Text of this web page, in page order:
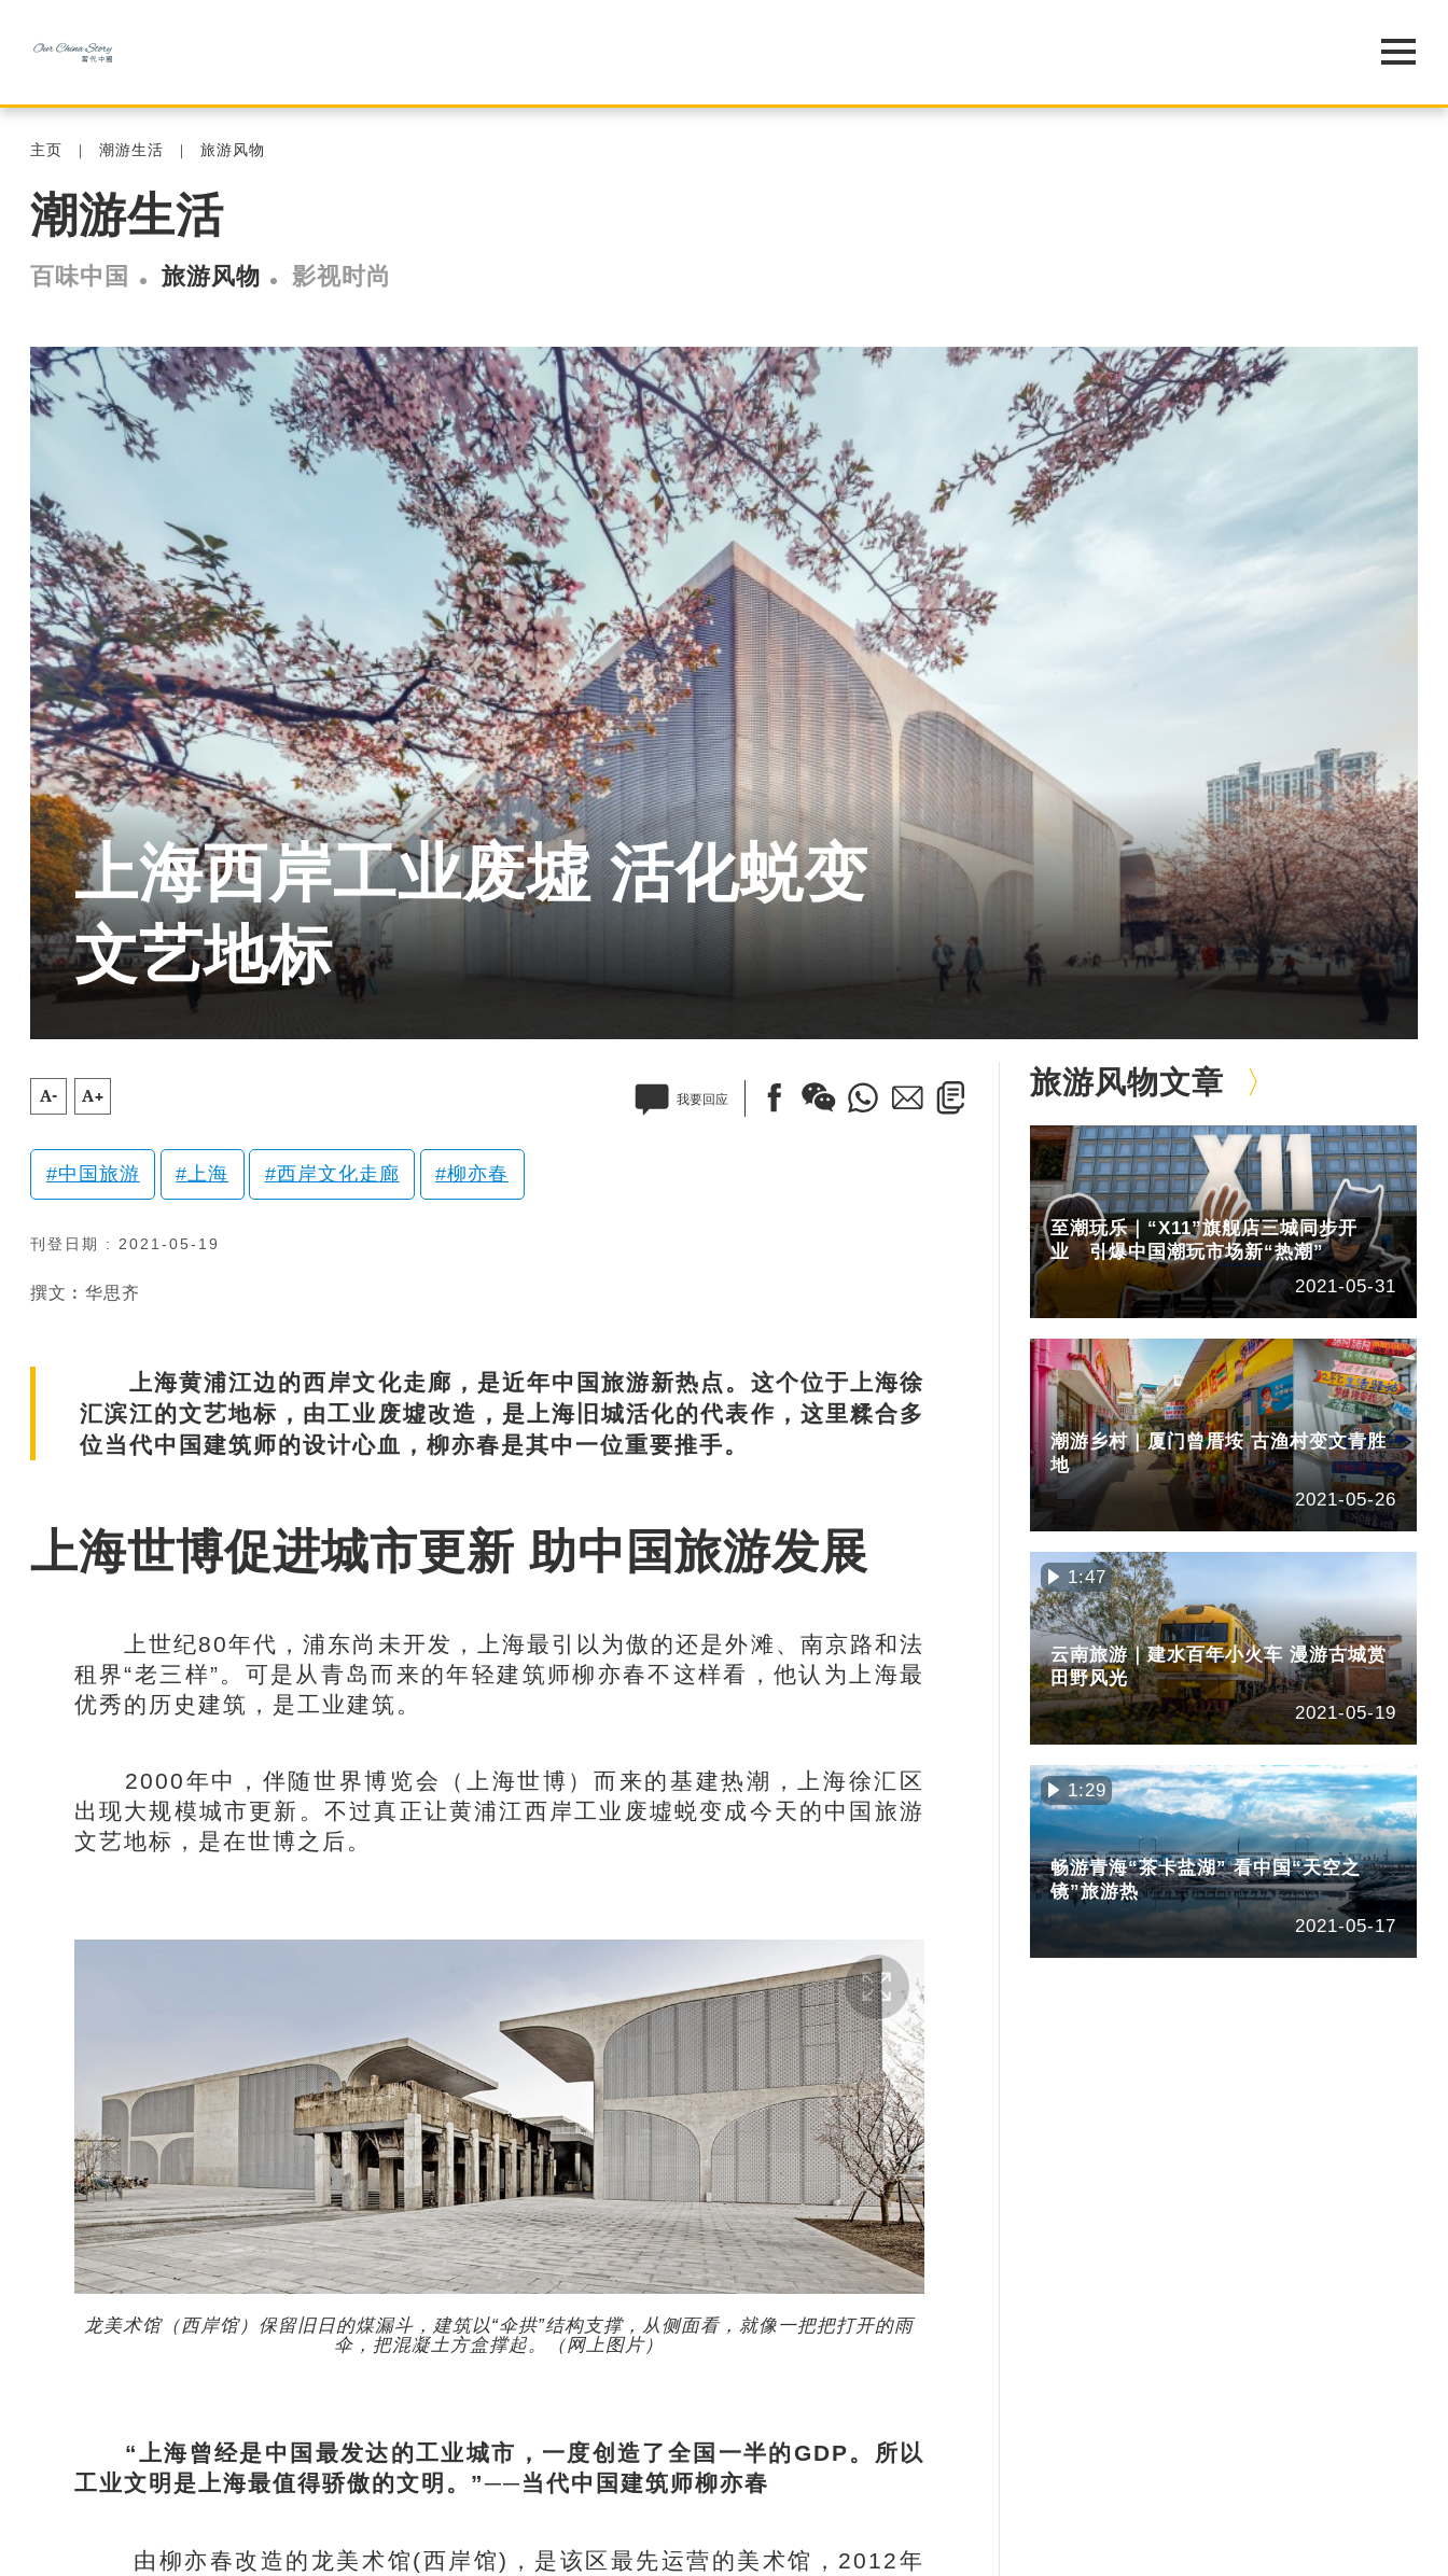
主页 潮游生活 旅游风物
潮游生活
百味中国 旅游风物 影视时尚
上海西岸工业废墟 活化蜕变
文艺地标
A- A+ 我要回应
中国旅游 上海 西岸文化走廊 柳亦春
刊登日期 : 2021-05-19
撰文︰华思齐
上海黄浦江边的西岸文化走廊，是近年中国旅游新热点。这个位于上海徐
汇滨江的文艺地标，由工业废墟改造，是上海旧城活化的代表作，这里糅合多
位当代中国建筑师的设计心血，柳亦春是其中一位重要推手。
上海世博促进城市更新 助中国旅游发展
上世纪80年代，浦东尚未开发，上海最引以为傲的还是外滩、南京路和法
租界“老三样”。可是从青岛而来的年轻建筑师柳亦春不这样看，他认为上海最
优秀的历史建筑，是工业建筑。
2000年中，伴随世界博览会（上海世博）而来的基建热潮，上海徐汇区
出现大规模城市更新。不过真正让黄浦江西岸工业废墟蜕变成今天的中国旅游
文艺地标，是在世博之后。
龙美术馆（西岸馆）保留旧日的煤漏斗，建筑以“伞拱”结构支撑，从侧面看，就像一把把打开的雨
伞，把混凝土方盒撑起。（网上图片）
“上海曾经是中国最发达的工业城市，一度创造了全国一半的GDP。所以
工业文明是上海最值得骄傲的文明。”──当代中国建筑师柳亦春
由柳亦春改造的龙美术馆(西岸馆)，是该区最先运营的美术馆，2012年
旅游风物文章
至潮玩乐｜“X11”旗舰店三城同步开
业 引爆中国潮玩市场新“热潮”
2021-05-31
潮游乡村｜厦门曾厝垵 古渔村变文青胜
地
2021-05-26
1:47
云南旅游｜建水百年小火车 漫游古城赏
田野风光
2021-05-19
1:29
畅游青海“茶卡盐湖” 看中国“天空之
镜”旅游热
2021-05-17